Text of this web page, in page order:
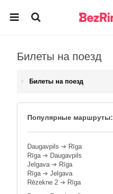
Билеты на поезд
Билеты на поезд
Популярные маршруты:
Daugavpils ➔ Rīga
Rīga➔ Daugavpils
Jelgava➔ Rīga
Rīga➔ Jelgava
Rēzekne 2 ➔ Rīga